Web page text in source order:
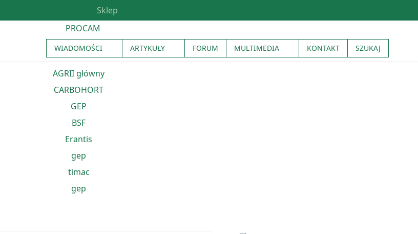
Sklep
WIADOMOŚCI ARTYKUŁY FORUM MULTIMEDIA KONTAKT SZUKAJ